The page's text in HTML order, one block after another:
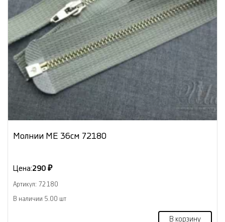
Молнии МЕ 36см 72180
Цена:290 ₽
Артикул: 72180
В наличии 5.00 шт
В корзину